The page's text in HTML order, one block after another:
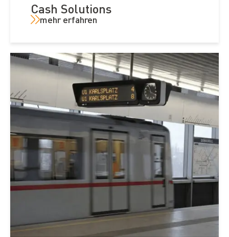
Cash Solutions
mehr erfahren